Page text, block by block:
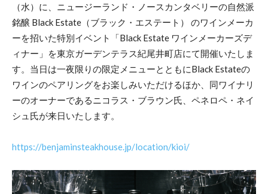
（水）に、ニュージーランド・ノースカンタベリーの自然派
銘醸 Black Estate（ブラック・エステート） のワインメーカ
ーを招いた特別イベント「Black Estate ワインメーカーズデ
ィナー」を東京ガーデンテラス紀尾井町店にて開催いたしま
す。当日は一夜限りの限定メニューとともにBlack Estateの
ワインのペアリングをお楽しみいただけるほか、同ワイナリ
ーのオーナーであるニコラス・ブラウン氏、ペネロペ・ネイ
シュ氏が来日いたします。
https://benjaminsteakhouse.jp/location/kioi/